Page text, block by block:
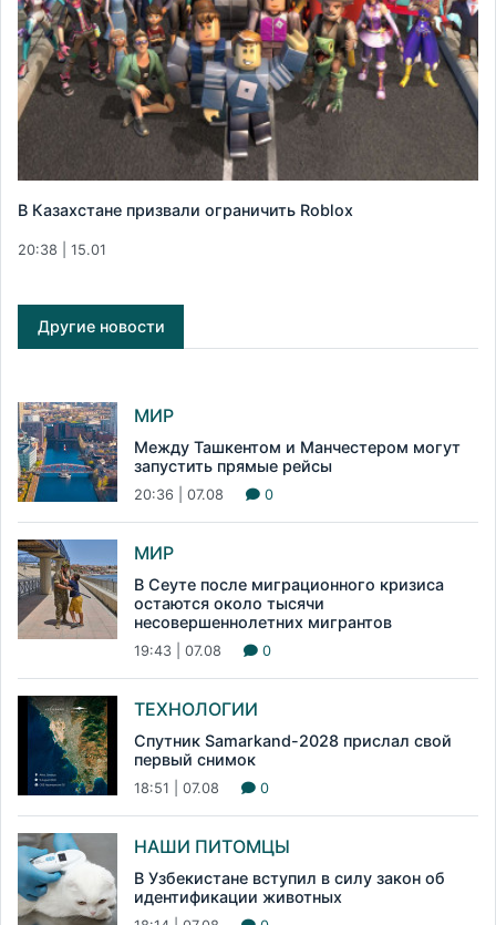
В Казахстане призвали ограничить Roblox
20:38 | 15.01
Другие новости
МИР
Между Ташкентом и Манчестером могут
запустить прямые рейсы
20:36 | 07.08 0
МИР
В Сеуте после миграционного кризиса
остаются около тысячи
несовершеннолетних мигрантов
19:43 | 07.08 0
ТЕХНОЛОГИИ
Спутник Samarkand-2028 прислал свой
первый снимок
18:51 | 07.08 0
НАШИ ПИТОМЦЫ
В Узбекистане вступил в силу закон об
идентификации животных